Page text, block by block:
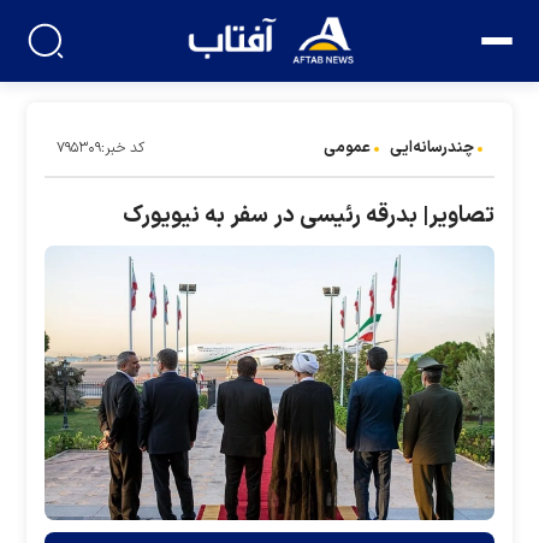
چندرسانه‌ایی عمومی کد خبر:۷۹۵۳۰۹
تصاویر| بدرقه رئیسی در سفر به نیویورک